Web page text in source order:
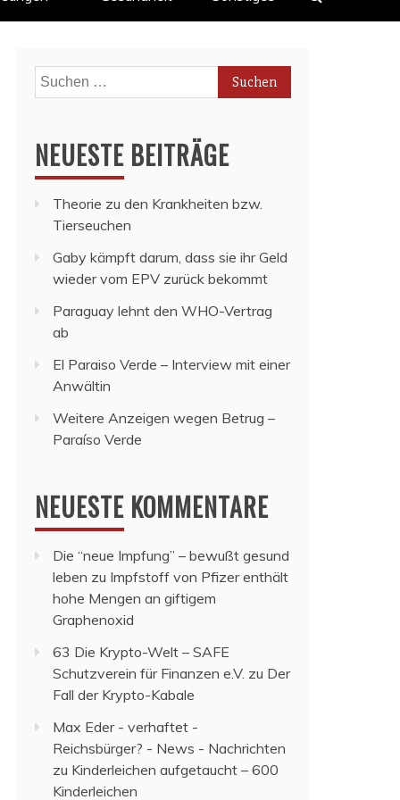
Suchen
nach:
NEUESTE BEITRÄGE
Theorie zu den Krankheiten bzw.
Tierseuchen
Gaby kämpft darum, dass sie ihr Geld
wieder vom EPV zurück bekommt
Paraguay lehnt den WHO-Vertrag
ab
El Paraiso Verde – Interview mit einer
Anwältin
Weitere Anzeigen wegen Betrug –
Paraíso Verde
NEUESTE KOMMENTARE
Die “neue Impfung” – bewußt gesund
leben zu Impfstoff von Pfizer enthält
hohe Mengen an giftigem
Graphenoxid
63 Die Krypto-Welt – SAFE
Schutzverein für Finanzen e.V. zu Der
Fall der Krypto-Kabale
Max Eder - verhaftet -
Reichsbürger? - News - Nachrichten
zu Kinderleichen aufgetaucht – 600
Kinderleichen